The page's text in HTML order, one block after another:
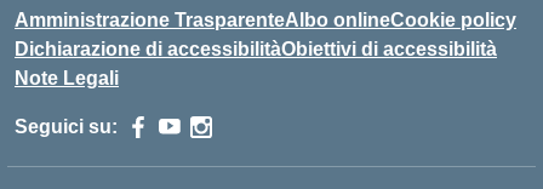
Amministrazione TrasparenteAlbo onlineCookie policy
Dichiarazione di accessibilitàObiettivi di accessibilità
Note Legali
Seguici su: